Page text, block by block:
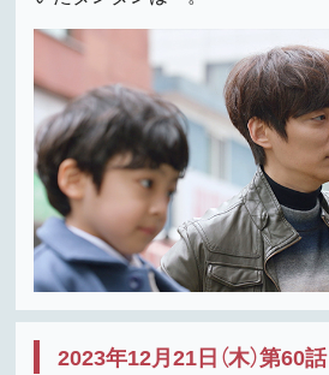
2023年12月21日（木）第60話